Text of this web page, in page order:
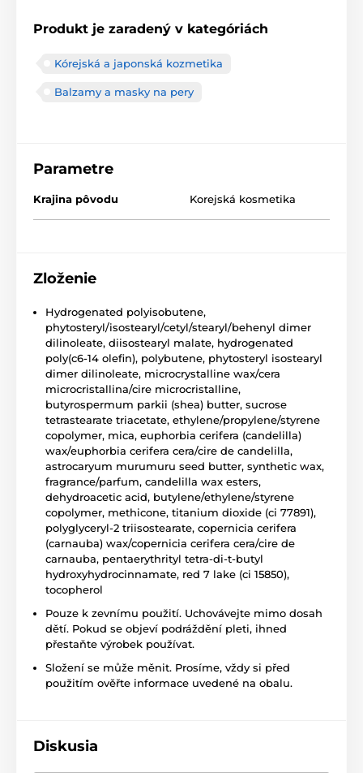
Produkt je zaradený v kategóriách
Kórejská a japonská kozmetika
Balzamy a masky na pery
Parametre
Krajina pôvodu Korejská kosmetika
Zloženie
Hydrogenated polyisobutene,
phytosteryl/isostearyl/cetyl/stearyl/behenyl dimer
dilinoleate, diisostearyl malate, hydrogenated
poly(c6-14 olefin), polybutene, phytosteryl isostearyl
dimer dilinoleate, microcrystalline wax/cera
microcristallina/cire microcristalline,
butyrospermum parkii (shea) butter, sucrose
tetrastearate triacetate, ethylene/propylene/styrene
copolymer, mica, euphorbia cerifera (candelilla)
wax/euphorbia cerifera cera/cire de candelilla,
astrocaryum murumuru seed butter, synthetic wax,
fragrance/parfum, candelilla wax esters,
dehydroacetic acid, butylene/ethylene/styrene
copolymer, methicone, titanium dioxide (ci 77891),
polyglyceryl-2 triisostearate, copernicia cerifera
(carnauba) wax/copernicia cerifera cera/cire de
carnauba, pentaerythrityl tetra-di-t-butyl
hydroxyhydrocinnamate, red 7 lake (ci 15850),
tocopherol
Pouze k zevnímu použití. Uchovávejte mimo dosah
dětí. Pokud se objeví podráždění pleti, ihned
přestaňte výrobek používat.
Složení se může měnit. Prosíme, vždy si před
použitím ověřte informace uvedené na obalu.
Diskusia